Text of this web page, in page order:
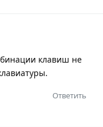
клавиш не
Ответить